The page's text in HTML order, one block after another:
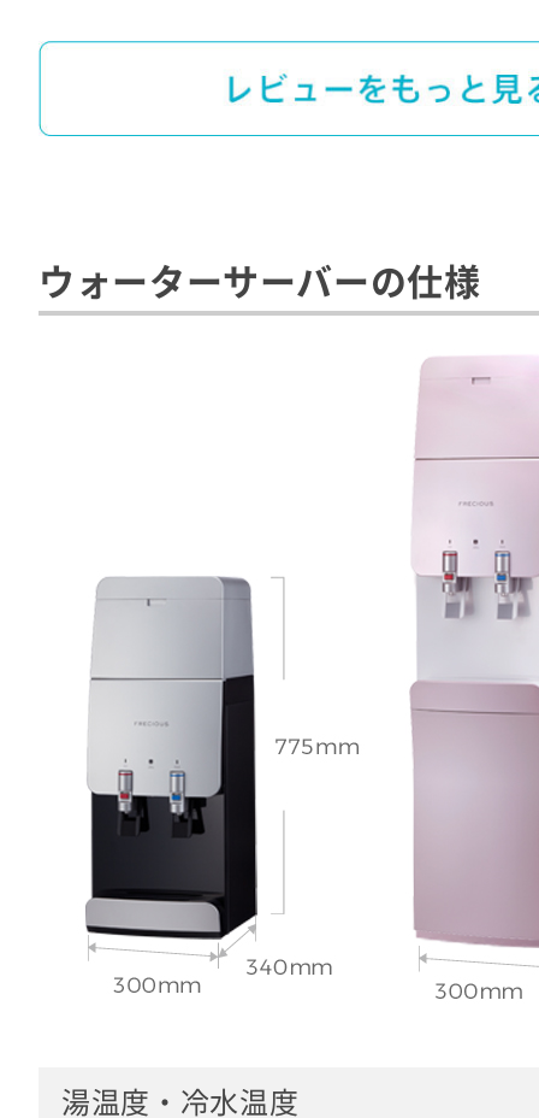
ウォーターサーバーの仕様
湯温度・冷水温度